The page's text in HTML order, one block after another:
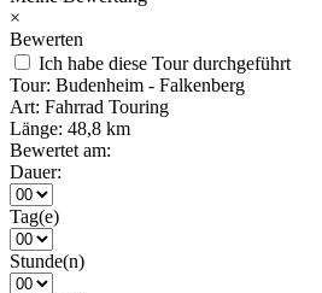
×
Bewerten
Ich habe diese Tour durchgeführt
Tour: Budenheim - Falkenberg
Art: Fahrrad Touring
Länge: 48,8 km
Bewertet am:
Dauer:
Tag(e)
Stunde(n)